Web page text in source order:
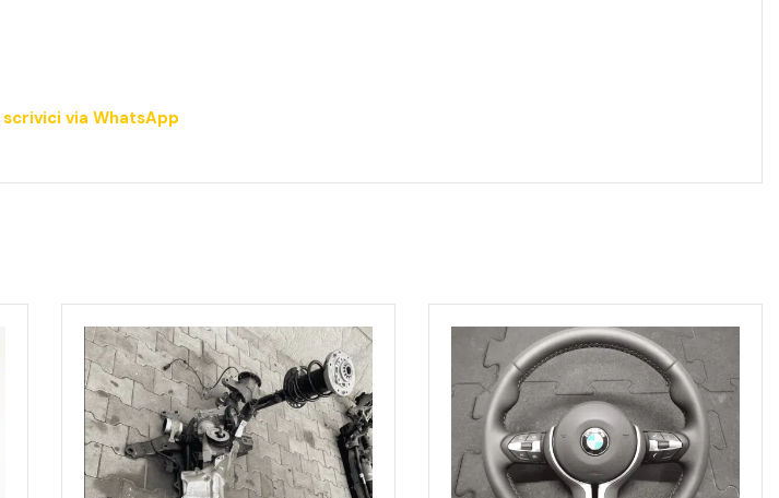
scrivici via WhatsApp